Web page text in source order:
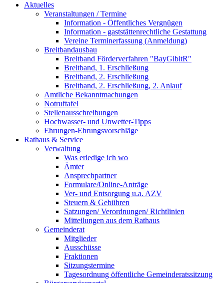
Aktuelles
Veranstaltungen / Termine
Information - Öffentliches Vergnügen
Information - gaststättenrechtliche Gestattung
Vereine Terminerfassung (Anmeldung)
Breitbandausbau
Breitband Förderverfahren "BayGibitR"
Breitband, 1. Erschließung
Breitband, 2. Erschließung
Breitband, 2. Erschließung, 2. Anlauf
Amtliche Bekanntmachungen
Notruftafel
Stellenausschreibungen
Hochwasser- und Unwetter-Tipps
Ehrungen-Ehrungsvorschläge
Rathaus & Service
Verwaltung
Was erledige ich wo
Ämter
Ansprechpartner
Formulare/Online-Anträge
Ver- und Entsorgung u.a. AZV
Steuern & Gebühren
Satzungen/ Verordnungen/ Richtlinien
Mitteilungen aus dem Rathaus
Gemeinderat
Mitglieder
Ausschüsse
Fraktionen
Sitzungstermine
Tagesordnung öffentliche Gemeinderatssitzung